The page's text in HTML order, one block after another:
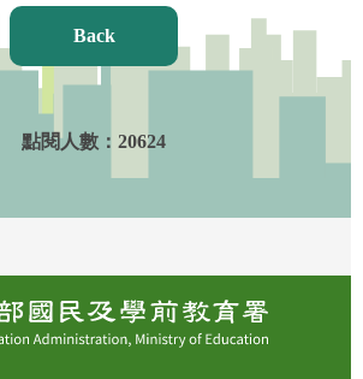
Back
點閱人數： 20624